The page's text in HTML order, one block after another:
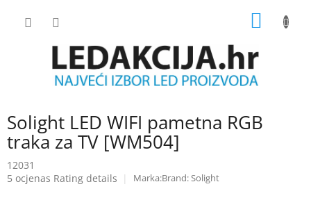
Solight LED WIFI pametna RGB
traka za TV [WM504]
12031
The
5 ocjenas Rating details Brand:Solight